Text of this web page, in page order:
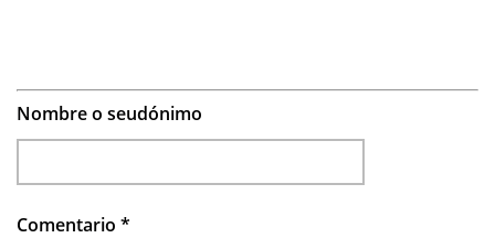
Nombre o seudónimo
Comentario *